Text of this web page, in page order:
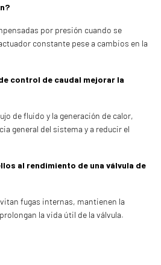
por presión cuando se
constante pese a cambios en la
control de caudal mejorar la
de fluido y la generación de calor,
general del sistema y a reducir el
al rendimiento de una válvula de
fugas internas, mantienen la
la vida útil de la válvula.